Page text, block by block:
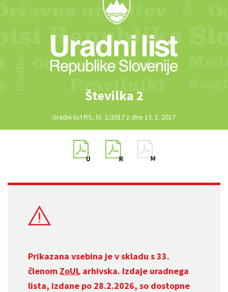
Številka 2
Uradni list RS, št. 2/2017 z dne 13. 1. 2017
Prikazana vsebina je v skladu s 33.
členom ZoUL arhivska. Izdaje uradnega
lista, izdane po 28.2.2026, so dostopne